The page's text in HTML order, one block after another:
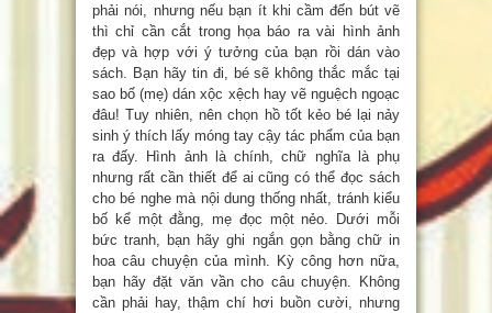
phải nói, nhưng nếu bạn ít khi cầm đến bút vẽ
thì chỉ cần cắt trong họa báo ra vài hình ảnh
đẹp và hợp với ý tưởng của bạn rồi dán vào
sách. Bạn hãy tin đi, bé sẽ không thắc mắc tại
sao bố (mẹ) dán xộc xệch hay vẽ nguệch ngoạc
đâu! Tuy nhiên, nên chọn hồ tốt kẻo bé lại nảy
sinh ý thích lấy móng tay cậy tác phẩm của bạn
ra đấy. Hình ảnh là chính, chữ nghĩa là phụ
nhưng rất cần thiết để ai cũng có thể đọc sách
cho bé nghe mà nội dung thống nhất, tránh kiểu
bố kể một đằng, mẹ đọc một nẻo. Dưới mỗi
bức tranh, bạn hãy ghi ngắn gọn bằng chữ in
hoa câu chuyện của mình. Kỳ công hơn nữa,
bạn hãy đặt văn vần cho câu chuyện. Không
cần phải hay, thậm chí hơi buồn cười, nhưng